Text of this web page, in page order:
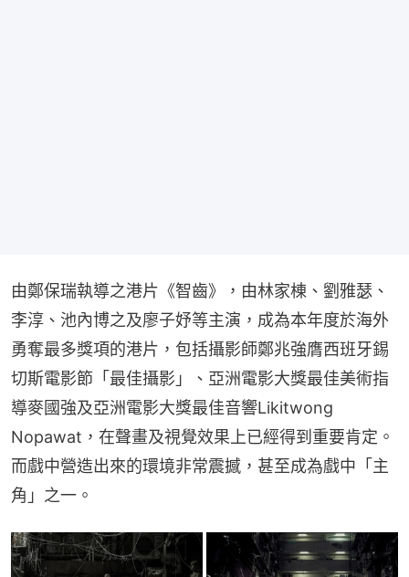
由鄭保瑞執導之港片《智齒》，由林家棟、劉雅瑟、
李淳、池內博之及廖子妤等主演，成為本年度於海外
勇奪最多獎項的港片，包括攝影師鄭兆強膺西班牙錫
切斯電影節「最佳攝影」、亞洲電影大獎最佳美術指
導麥國強及亞洲電影大獎最佳音響Likitwong
Nopawat，在聲畫及視覺效果上已經得到重要肯定。
而戲中營造出來的環境非常震撼，甚至成為戲中「主
角」之一。